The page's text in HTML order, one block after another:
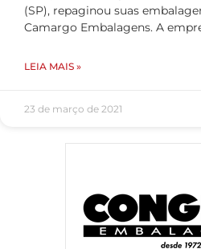
(SP), repaginou suas
Camargo Embalagens. A
LEIA MAIS »
23 de março de 2021